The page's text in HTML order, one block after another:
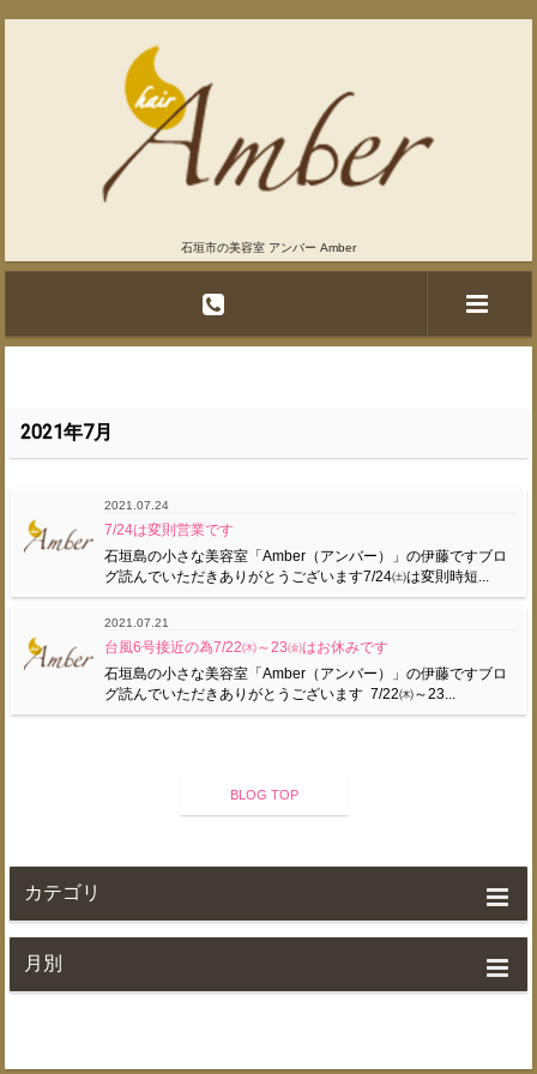
石垣市の美容室 アンバー Amber
2021年7月
2021.07.24
7/24は変則営業です
石垣島の小さな美容室「Amber（アンバー）」の伊藤ですブロ
グ読んでいただきありがとうございます7/24㈯は変則時短...
2021.07.21
台風6号接近の為7/22㈭～23㈮はお休みです
石垣島の小さな美容室「Amber（アンバー）」の伊藤ですブロ
グ読んでいただきありがとうございます 7/22㈭～23...
BLOG TOP
カテゴリ
月別